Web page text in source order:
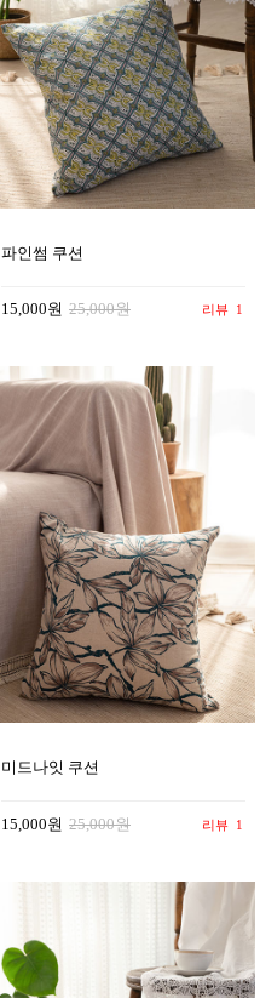
파인썸 쿠션
15,000원 25,000원 리뷰 1
미드나잇 쿠션
15,000원 25,000원 리뷰 1